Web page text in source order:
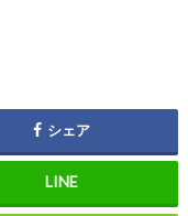
シェア